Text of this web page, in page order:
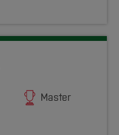
Master